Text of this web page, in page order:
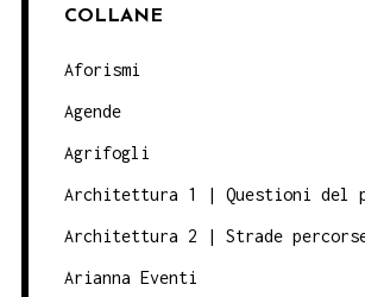
COLLANE
Aforismi
Agende
Agrifogli
Architettura 1 | Questioni del
Architettura 2 | Strade
Arianna Eventi